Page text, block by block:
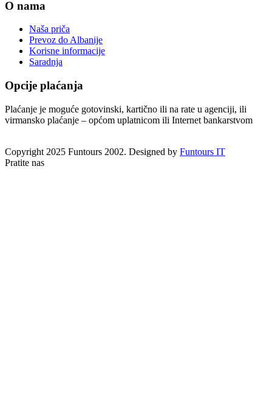
O nama
Naša priča
Prevoz do Albanije
Korisne informacije
Saradnja
Opcije plaćanja
Plaćanje je moguće gotovinski, kartično ili na rate u agenciji, ili
virmansko plaćanje – općom uplatnicom ili Internet bankarstvom
Copyright 2025 Funtours 2002. Designed by Funtours IT
Pratite nas